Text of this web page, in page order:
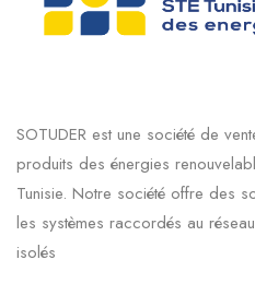
SOTUDER est une société de
produits des énergies
Tunisie. Notre société offre des
les systèmes raccordés au
isolés